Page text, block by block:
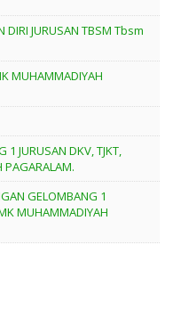
DIRI JURUSAN TBSM Tbsm
MUHAMMADIYAH
1 JURUSAN DKV, TJKT,
PAGARALAM.
GELOMBANG 1
MUHAMMADIYAH